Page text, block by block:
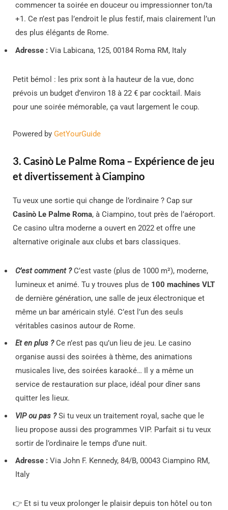
commencer ta soirée en douceur ou impressionner ton/ta
+1. Ce n’est pas l’endroit le plus festif, mais clairement l’un
des plus élégants de Rome.
Adresse : Via Labicana, 125, 00184 Roma RM, Italy
Petit bémol : les prix sont à la hauteur de la vue, donc
prévois un budget d’environ 18 à 22 € par cocktail. Mais
pour une soirée mémorable, ça vaut largement le coup.
Powered by GetYourGuide
3. Casinò Le Palme Roma – Expérience de jeu
et divertissement à Ciampino
Tu veux une sortie qui change de l’ordinaire ? Cap sur
Casinò Le Palme Roma, à Ciampino, tout près de l’aéroport.
Ce casino ultra moderne a ouvert en 2022 et offre une
alternative originale aux clubs et bars classiques.
C’est comment ?C’est vaste (plus de 1000 m²), moderne,
lumineux et animé. Tu y trouves plus de 100 machines VLT
de dernière génération, une salle de jeux électronique et
même un bar américain stylé. C’est l’un des seuls
véritables casinos autour de Rome.
Et en plus ?Ce n’est pas qu’un lieu de jeu. Le casino
organise aussi des soirées à thème, des animations
musicales live, des soirées karaoké… Il y a même un
service de restauration sur place, idéal pour dîner sans
quitter les lieux.
VIP ou pas ?Si tu veux un traitement royal, sache que le
lieu propose aussi des programmes VIP. Parfait si tu veux
sortir de l’ordinaire le temps d’une nuit.
Adresse : Via John F. Kennedy, 84/B, 00043 Ciampino RM,
Italy
👉 Et si tu veux prolonger le plaisir depuis ton hôtel ou ton